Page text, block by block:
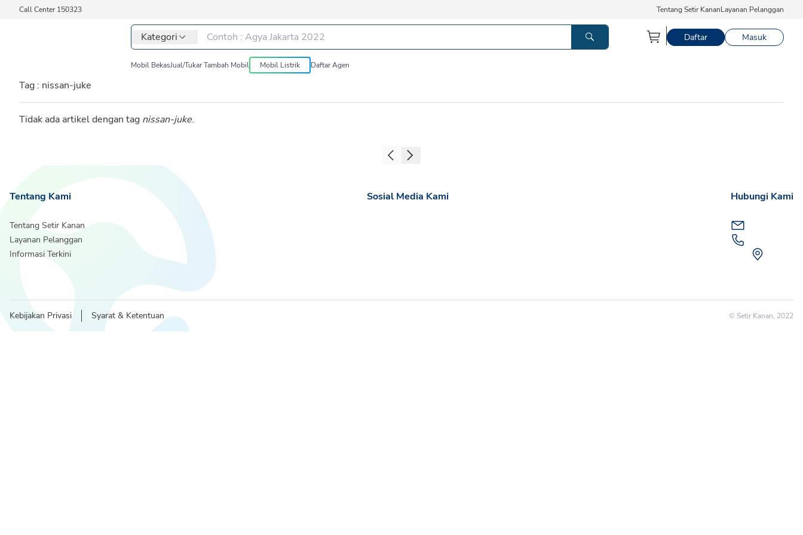
Call Center 150323 Tentang Setir KananLayanan Pelanggan
Kategori Daftar Masuk
Mobil BekasJual/Tukar Tambah Mobil Mobil Listrik Daftar Agen
Tag : nissan-juke
Tidak ada artikel dengan tag nissan-juke.
Tentang Kami
Tentang Setir Kanan
Layanan Pelanggan
Informasi Terkini
Sosial Media Kami Hubungi Kami
Kebijakan Privasi Syarat & Ketentuan © Setir Kanan, 2022